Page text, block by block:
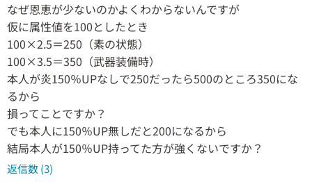
なぜ恩恵が少ないのかよくわからないんですが
仮に属性値を100としたとき
100×2.5＝250（素の状態）
100×3.5＝350（武器装備時）
本人が炎150％UPなしで250だったら500のところ350にな
るから
損ってことですか？
でも本人に150％UP無しだと200になるから
結局本人が150％UP持ってた方が強くないですか？
返信数 (3)